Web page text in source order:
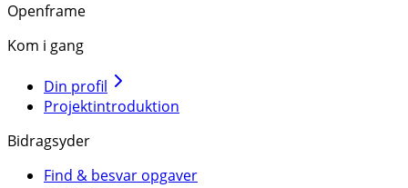
Openframe
Kom i gang
Din profil
Projektintroduktion
Bidragsyder
Find & besvar opgaver